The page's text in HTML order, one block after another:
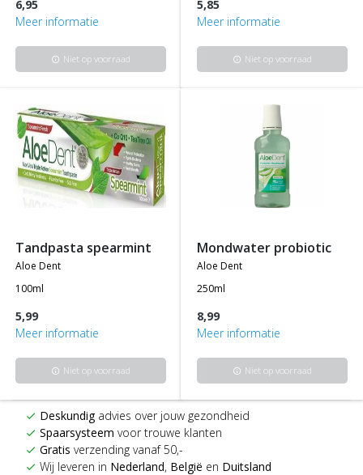
6,95
Meer informatie
info Niet op voorraad
5,85
Meer informatie
info Niet op voorraad
tandpasta spearmint
aloe dent
100ml
5,99
Meer informatie
info Niet op voorraad
mondwater probiotic
aloe dent
250ml
8,99
Meer informatie
info Niet op voorraad
check Deskundigadvies over jouw gezondheid
check Spaarsysteem voor trouwe klanten
check Gratis verzending vanaf 50,-
check Wij leveren in Nederland, België en Duitsland